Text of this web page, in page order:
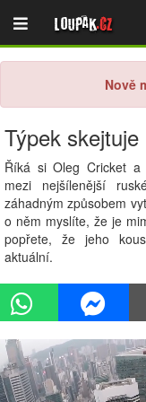
Loupak.cz
Nově
Týpek
Říká si Oleg Cricket a
mezi nejšílenější
záhadným způsobem
o něm myslíte, že je
popřete, že jeho
aktuální.